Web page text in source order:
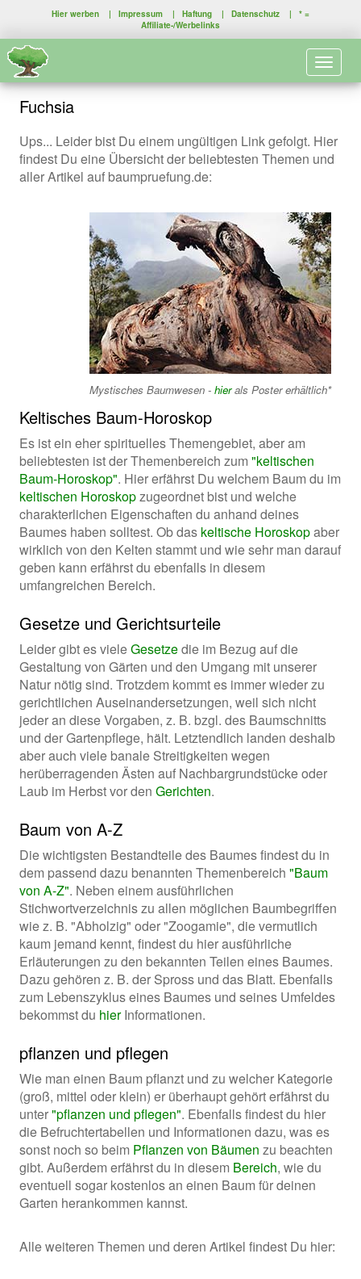
Hier werben | Impressum | Haftung | Datenschutz | * =
Affiliate-/Werbelinks
Fuchsia
Ups... Leider bist Du einem ungültigen Link gefolgt. Hier
findest Du eine Übersicht der beliebtesten Themen und
aller Artikel auf baumpruefung.de:
Mystisches Baumwesen - hierals Poster erhältlich*
Keltisches Baum-Horoskop
Es ist ein eher spirituelles Themengebiet, aber am
beliebtesten ist der Themenbereich zum "keltischen
Baum-Horoskop". Hier erfährst Du welchem Baum du im
keltischen Horoskopzugeordnet bist und welche
charakterlichen Eigenschaften du anhand deines
Baumes haben solltest. Ob das keltische Horoskopaber
wirklich von den Kelten stammt und wie sehr man darauf
geben kann erfährst du ebenfalls in diesem
umfangreichen Bereich.
Gesetze und Gerichtsurteile
Leider gibt es vieleGesetzedie im Bezug auf die
Gestaltung von Gärten und den Umgang mit unserer
Natur nötig sind. Trotzdem kommt es immer wieder zu
gerichtlichen Auseinandersetzungen, weil sich nicht
jeder an diese Vorgaben, z. B. bzgl. des Baumschnitts
und der Gartenpflege, hält. Letztendlich landen deshalb
aber auch viele banale Streitigkeiten wegen
herüberragenden Ästen auf Nachbargrundstücke oder
Laub im Herbst vor den Gerichten.
Baum von A-Z
Die wichtigsten Bestandteile des Baumes findest du in
dem passend dazu benannten Themenbereich "Baum
von A-Z". Neben einem ausführlichen
Stichwortverzeichnis zu allen möglichen Baumbegriffen
wie z. B. "Abholzig" oder "Zoogamie", die vermutlich
kaum jemand kennt, findest du hier ausführliche
Erläuterungen zu den bekannten Teilen eines Baumes.
Dazu gehören z. B. der Spross und das Blatt. Ebenfalls
zum Lebenszyklus eines Baumes und seines Umfeldes
bekommst du hierInformationen.
pflanzen und pflegen
Wie man einen Baum pflanzt und zu welcher Kategorie
(groß, mittel oder klein) er überhaupt gehört erfährst du
unter"pflanzen und pflegen". Ebenfalls findest du hier
die Befruchtertabellen und Informationen dazu, was es
sonst noch so beim Pflanzen von Bäumen zu beachten
gibt. Außerdem erfährst du in diesem Bereich, wie du
eventuell sogar kostenlos an einen Baum für deinen
Garten herankommen kannst.
Alle weiteren Themen und deren Artikel findest Du hier: